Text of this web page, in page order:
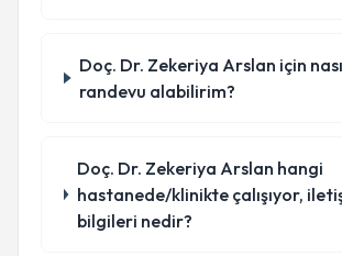
Doç. Dr. Zekeriya Arslan için
randevu alabilirim?
Doç. Dr. Zekeriya Arslan hangi
hastanede/klinikte çalışıyor,
bilgileri nedir?